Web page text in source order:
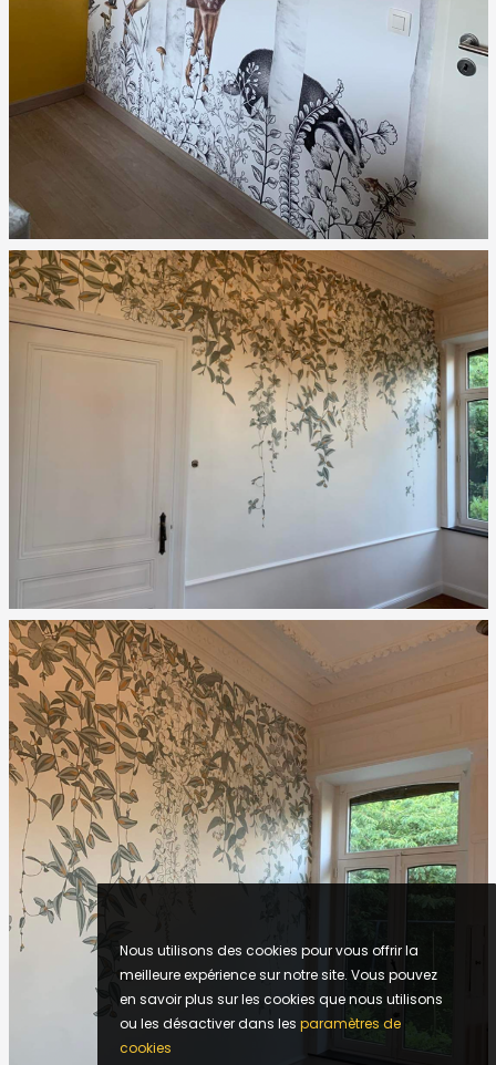
Nous utilisons des cookies pour vous offrir la
meilleure expérience sur notre site. Vous pouvez
en savoir plus sur les cookies que nous utilisons
ou les désactiver dans les paramètres de
cookies